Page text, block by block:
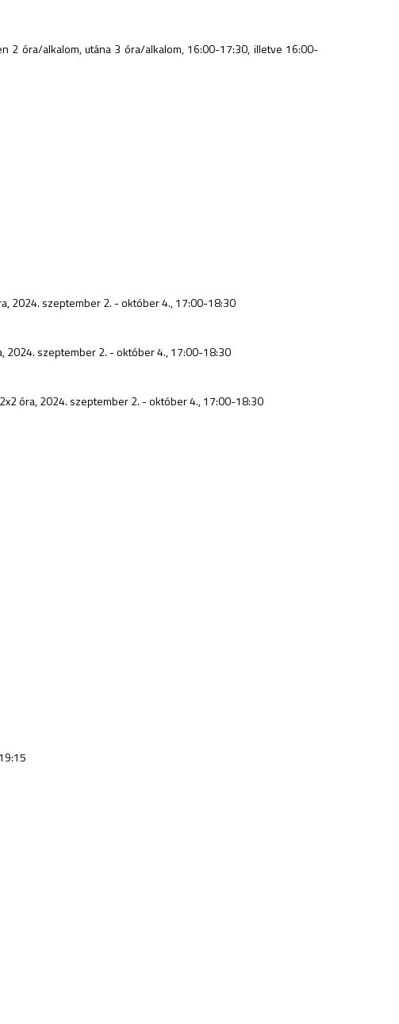
2 óra/alkalom, utána 3 óra/alkalom, 16:00-17:30, illetve 16:00-
2024. szeptember 2. - október 4., 17:00-18:30
2024. szeptember 2. - október 4., 17:00-18:30
2x2 óra, 2024. szeptember 2. - október 4., 17:00-18:30